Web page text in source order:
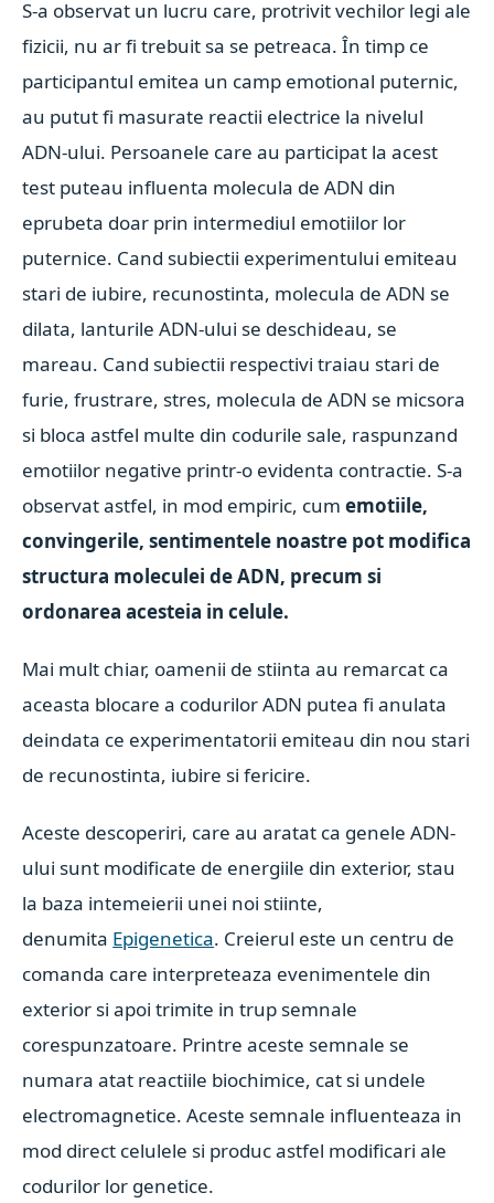
S-a observat un lucru care, protrivit vechilor legi ale
fizicii, nu ar fi trebuit sa se petreaca. În timp ce
participantul emitea un camp emotional puternic,
au putut fi masurate reactii electrice la nivelul
ADN-ului. Persoanele care au participat la acest
test puteau influenta molecula de ADN din
eprubeta doar prin intermediul emotiilor lor
puternice. Cand subiectii experimentului emiteau
stari de iubire, recunostinta, molecula de ADN se
dilata, lanturile ADN-ului se deschideau, se
mareau. Cand subiectii respectivi traiau stari de
furie, frustrare, stres, molecula de ADN se micsora
si bloca astfel multe din codurile sale, raspunzand
emotiilor negative printr-o evidenta contractie. S-a
observat astfel, in mod empiric, cumemotiile,
convingerile, sentimentele noastre pot modifica
structura moleculei de ADN, precum si
ordonarea acesteia in celule.
Mai mult chiar, oamenii de stiinta au remarcat ca
aceasta blocare a codurilor ADN putea fi anulata
deindata ce experimentatorii emiteau din nou stari
de recunostinta, iubire si fericire.
Aceste descoperiri, care au aratat ca genele ADN-
ului sunt modificate de energiile din exterior, stau
la baza intemeierii unei noi stiinte,
denumita Epigenetica. Creierul este un centru de
comanda care interpreteaza evenimentele din
exterior si apoi trimite in trup semnale
corespunzatoare. Printre aceste semnale se
numara atat reactiile biochimice, cat si undele
electromagnetice. Aceste semnale influenteaza in
mod direct celulele si produc astfel modificari ale
codurilor lor genetice.